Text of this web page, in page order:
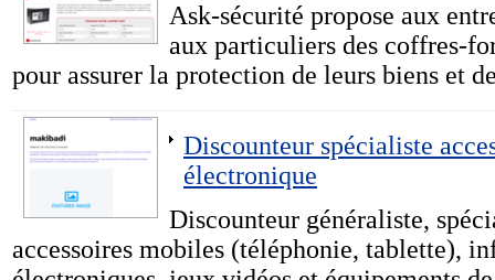
Ask-sécurité propose aux
aux particuliers des coffres-
pour assurer la protection de leurs biens et
Discounteur spécialiste
électronique
Discounteur généraliste,
accessoires mobiles (téléphonie, tablette),